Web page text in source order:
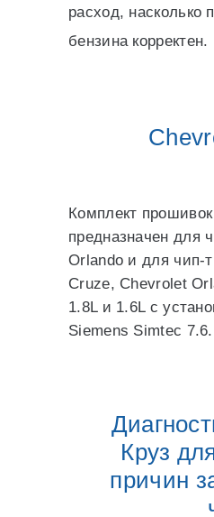
расход, насколько
бензина корректен.
Комплект
предназначен для
Orlando и для чип-
Cruze, Chevrolet
1.8L и 1.6L с
Siemens Simtec 7.6.
Круз
причин